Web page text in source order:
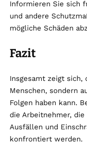
Informieren Sie sich
und andere
mögliche Schäden
Fazit
Insgesamt zeigt sich,
Menschen, sondern
Folgen haben kann.
die Arbeitnehmer,
Ausfällen und
konfrontiert werden.